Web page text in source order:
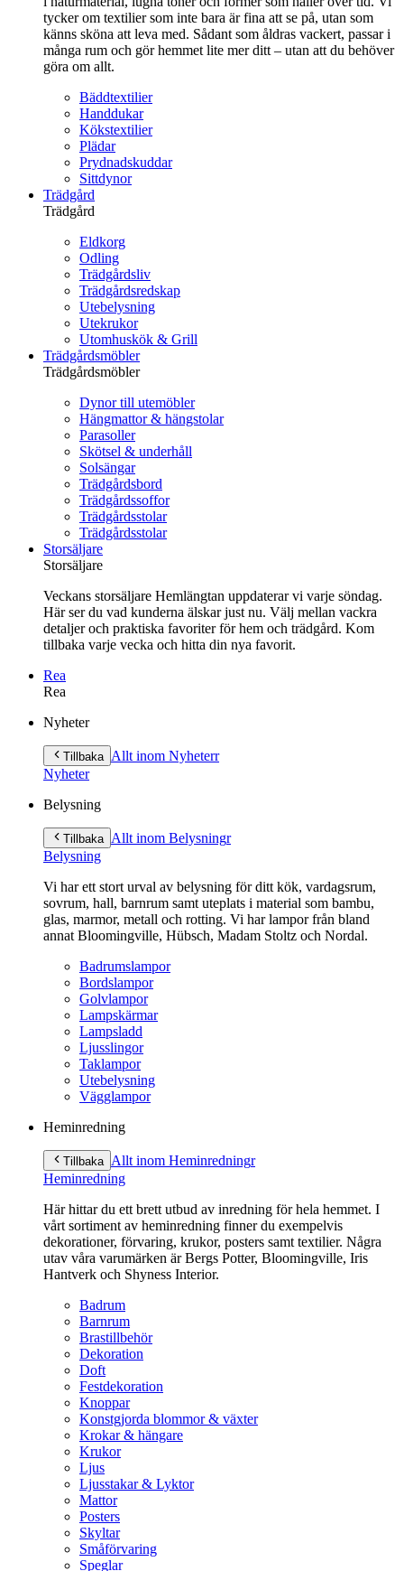
tycker om textilier som inte bara är fina att se på, utan som
känns sköna att leva med. Sådant som åldras vackert, passar i
många rum och gör hemmet lite mer ditt – utan att du behöver
göra om allt.
Bäddtextilier
Handdukar
Kökstextilier
Plädar
Prydnadskuddar
Sittdynor
Trädgård
Trädgård
Eldkorg
Odling
Trädgårdsliv
Trädgårdsredskap
Utebelysning
Utekrukor
Utomhuskök & Grill
Trädgårdsmöbler
Trädgårdsmöbler
Dynor till utemöbler
Hängmattor & hängstolar
Parasoller
Skötsel & underhåll
Solsängar
Trädgårdsbord
Trädgårdssoffor
Trädgårdsstolar
Trädgårdsstolar
Storsäljare
Storsäljare
Veckans storsäljare Hemlängtan uppdaterar vi varje söndag.
Här ser du vad kunderna älskar just nu. Välj mellan vackra
detaljer och praktiska favoriter för hem och trädgård. Kom
tillbaka varje vecka och hitta din nya favorit.
Rea
Rea
innehåll
Nyheter
Tillbaka Allt inom Nyheterr
Nyheter
Belysning
Tillbaka Allt inom Belysningr
Belysning
Vi har ett stort urval av belysning för ditt kök, vardagsrum,
sovrum, hall, barnrum samt uteplats i material som bambu,
glas, marmor, metall och rotting. Vi har lampor från bland
annat Bloomingville, Hübsch, Madam Stoltz och Nordal.
Badrumslampor
Bordslampor
Golvlampor
Lampskärmar
Lampsladd
Ljusslingor
Taklampor
Utebelysning
Vägglampor
Heminredning
Tillbaka Allt inom Heminredningr
Heminredning
Här hittar du ett brett utbud av inredning för hela hemmet. I
vårt sortiment av heminredning finner du exempelvis
dekorationer, förvaring, krukor, posters samt textilier. Några
utav våra varumärken är Bergs Potter, Bloomingville, Iris
Hantverk och Shyness Interior.
Badrum
Barnrum
Brastillbehör
Dekoration
Doft
Festdekoration
Knoppar
Konstgjorda blommor & växter
Krokar & hängare
Krukor
Ljus
Ljusstakar & Lyktor
Mattor
Posters
Skyltar
Småförvaring
Speglar